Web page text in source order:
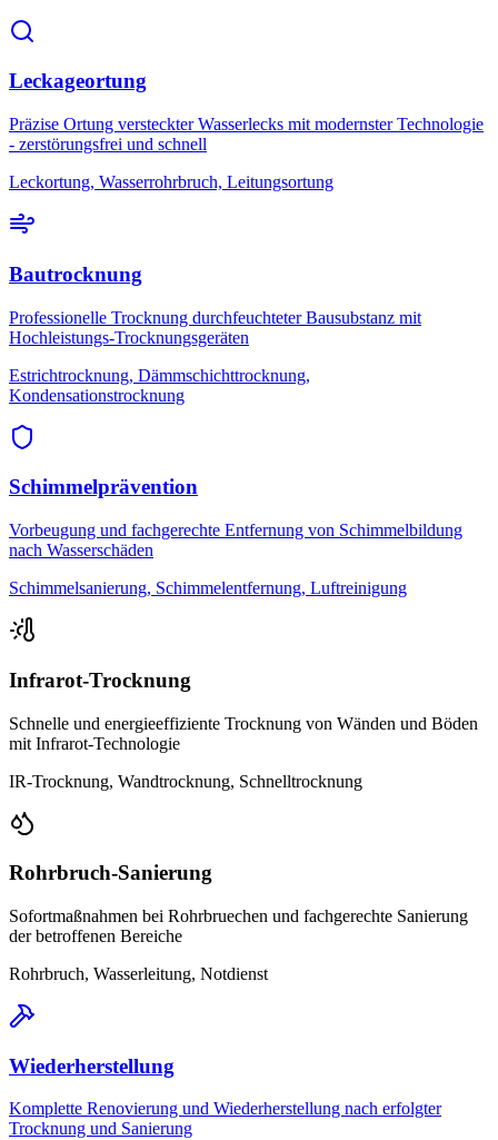
Leckageortung
Präzise Ortung versteckter Wasserlecks mit modernster Technologie
- zerstörungsfrei und schnell
Leckortung, Wasserrohrbruch, Leitungsortung
Bautrocknung
Professionelle Trocknung durchfeuchteter Bausubstanz mit
Hochleistungs-Trocknungsgeräten
Estrichtrocknung, Dämmschichttrocknung,
Kondensationstrocknung
Schimmelprävention
Vorbeugung und fachgerechte Entfernung von Schimmelbildung
nach Wasserschäden
Schimmelsanierung, Schimmelentfernung, Luftreinigung
Infrarot-Trocknung
Schnelle und energieeffiziente Trocknung von Wänden und Böden
mit Infrarot-Technologie
IR-Trocknung, Wandtrocknung, Schnelltrocknung
Rohrbruch-Sanierung
Sofortmaßnahmen bei Rohrbruechen und fachgerechte Sanierung
der betroffenen Bereiche
Rohrbruch, Wasserleitung, Notdienst
Wiederherstellung
Komplette Renovierung und Wiederherstellung nach erfolgter
Trocknung und Sanierung